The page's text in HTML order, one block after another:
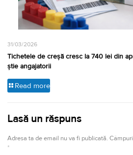
31/03/2026
Tichetele de creșă cresc la 740 lei din
știe angajatorii
Read more
Lasă un răspuns
Adresa ta de email nu va fi publicată.
*